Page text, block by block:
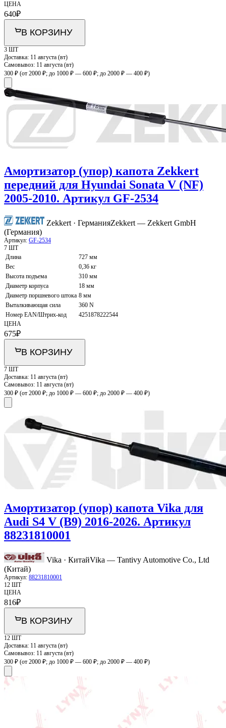
ЦЕНА
640₽
В КОРЗИНУ
3 ШТ
Доставка: 11 августа (вт)
Самовывоз: 11 августа (вт)
300 ₽ (от 2000 ₽; до 1000 ₽ — 600 ₽; до 2000 ₽ — 400 ₽)
Амортизатор (упор) капота Zekkert
передний для Hyundai Sonata V (NF)
2005-2010. Артикул GF-2534
Zekkert · ГерманияZekkert — Zekkert GmbH
(Германия)
Артикул: GF-2534
7 ШТ
Длина
727 мм
Вес
0,36 кг
Высота подъема
310 мм
Диаметр корпуса
18 мм
Диаметр поршневого штока 8 мм
Выталкивающая сила
360 N
Номер EAN/Штрих-код
4251878222544
ЦЕНА
675₽
В КОРЗИНУ
7 ШТ
Доставка: 11 августа (вт)
Самовывоз: 11 августа (вт)
300 ₽ (от 2000 ₽; до 1000 ₽ — 600 ₽; до 2000 ₽ — 400 ₽)
Амортизатор (упор) капота Vika для
Audi S4 V (B9) 2016-2026. Артикул
88231810001
Vika · КитайVika — Tantivy Automotive Co., Ltd
(Китай)
Артикул: 88231810001
12 ШТ
ЦЕНА
816₽
В КОРЗИНУ
12 ШТ
Доставка: 11 августа (вт)
Самовывоз: 11 августа (вт)
300 ₽ (от 2000 ₽; до 1000 ₽ — 600 ₽; до 2000 ₽ — 400 ₽)